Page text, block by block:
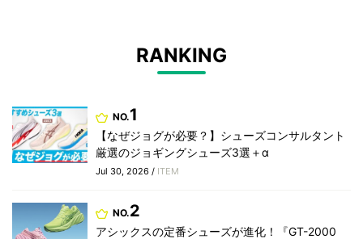
RANKING
NO.1
【なぜジョグが必要？】シューズコンサルタント
厳選のジョギングシューズ3選＋α
Jul 30, 2026 / ITEM
NO.2
アシックスの定番シューズが進化！『GT-2000